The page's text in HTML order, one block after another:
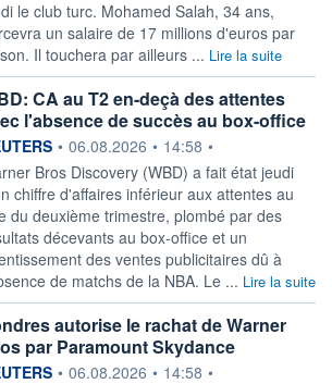
le club turc. Mohamed Salah, 34 ans,
un salaire de ⁠17 millions d'euros par
‌Il touchera par ailleurs ... Lire la suite
CA au T2 en-deçà des attentes
l'absence de succès au box-office
fournie par
• 06.08.2026 • 14:58 •
Bros Discovery (WBD) a fait état jeudi
chiffre d'affaires inférieur aux attentes au
du deuxième trimestre, plombé par des
​décevants au box-office et un
des ventes publicitaires dû à
de matchs de la NBA. Le ... Lire la suite
autorise le rachat de Warner
par Paramount Skydance
fournie par
• 06.08.2026 • 14:58 •